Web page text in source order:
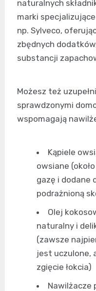
naturalnych
marki
np. Sylveco,
zbędnych
substancji
Możesz też
sprawdzonymi
wspomagają
Kąpiele
owsiane
gazę i dodane
podrażnioną
Olej
naturalny i
(zawsze
jest uczulone,
zgięcie łokcia)
Nawilżacze